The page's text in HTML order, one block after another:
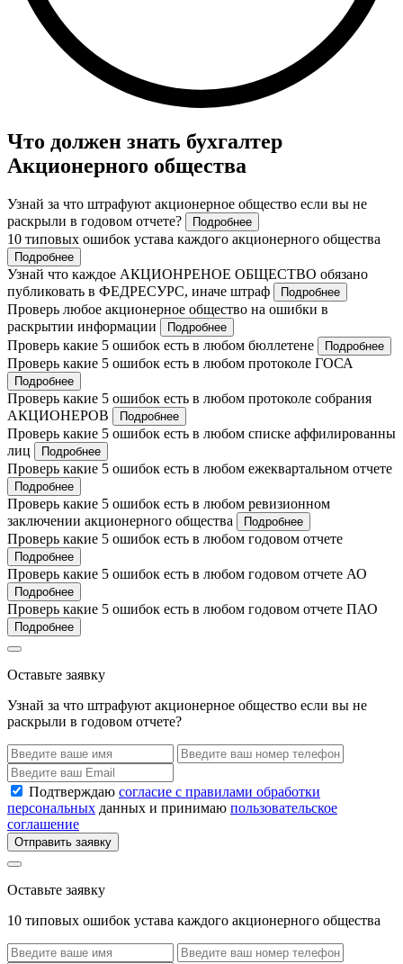
Что должен знать бухгалтер
Акционерного общества
Узнай за что штрафуют акционерное общество если вы не
раскрыли в годовом отчете?
Подробнее
10 типовых ошибок устава каждого акционерного общества
Подробнее
Узнай что каждое АКЦИОНРЕНОЕ ОБЩЕСТВО обязано
публиковать в ФЕДРЕСУРС, иначе штраф
Подробнее
Проверь любое акционерное общество на ошибки в
раскрытии информации
Подробнее
Проверь какие 5 ошибок есть в любом бюллетене Подробнее
Проверь какие 5 ошибок есть в любом протоколе ГОСА
Подробнее
Проверь какие 5 ошибок есть в любом протоколе собрания
АКЦИОНЕРОВ
Подробнее
Проверь какие 5 ошибок есть в любом списке аффилированны
лиц
Подробнее
Проверь какие 5 ошибок есть в любом ежеквартальном отчете
Подробнее
Проверь какие 5 ошибок есть в любом ревизионном
заключении акционерного общества
Подробнее
Проверь какие 5 ошибок есть в любом годовом отчете
Подробнее
Проверь какие 5 ошибок есть в любом годовом отчете АО
Подробнее
Проверь какие 5 ошибок есть в любом годовом отчете ПАО
Подробнее
Оставьте заявку
Узнай за что штрафуют акционерное общество если вы не
раскрыли в годовом отчете?
Подтверждаю согласие с правилами обработки
персональных данных и принимаю пользовательское
соглашение
Отправить заявку
Оставьте заявку
10 типовых ошибок устава каждого акционерного общества